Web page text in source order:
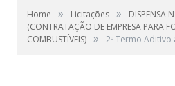
Home » Licitações »
DISPENSA
(CONTRATAÇÃO DE EMPRESA PARA
COMBUSTÍVEIS) » 2º Termo Aditivo